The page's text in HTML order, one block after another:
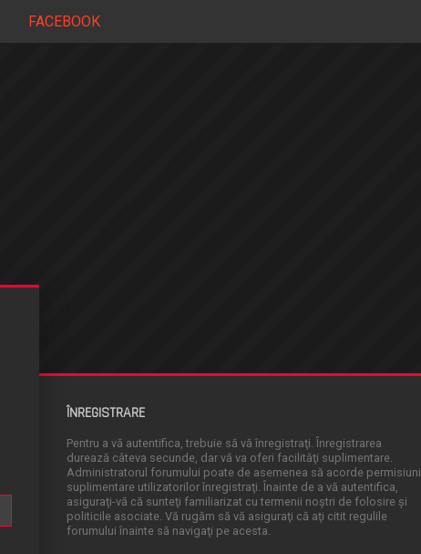
FACEBOOK
ÎNREGISTRARE
Pentru a vă autentifica, trebuie să vă înregistraţi. Înregistrarea
durează câteva secunde, dar vă va oferi facilităţi suplimentare.
Administratorul forumului poate de asemenea să acorde permisiuni
suplimentare utilizatorilor înregistraţi. Înainte de a vă autentifica,
asiguraţi-vă că sunteţi familiarizat cu termenii noştri de folosire şi
politicile asociate. Vă rugăm să vă asiguraţi că aţi citit regulile
forumului înainte să navigaţi pe acesta.